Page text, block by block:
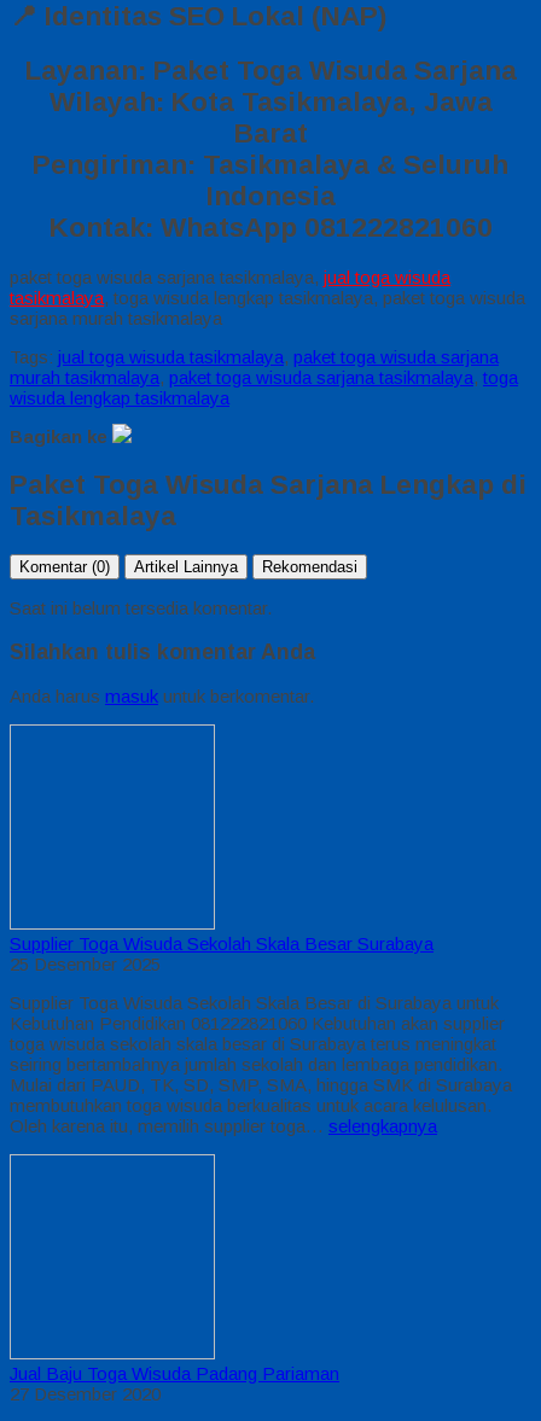
📍 Identitas SEO Lokal (NAP)
Layanan: Paket Toga Wisuda Sarjana
Wilayah: Kota Tasikmalaya, Jawa
Barat
Pengiriman: Tasikmalaya & Seluruh
Indonesia
Kontak: WhatsApp 081222821060
paket toga wisuda sarjana tasikmalaya, jual toga wisuda
tasikmalaya, toga wisuda lengkap tasikmalaya, paket toga wisuda
sarjana murah tasikmalaya
Tags: jual toga wisuda tasikmalaya, paket toga wisuda sarjana
murah tasikmalaya, paket toga wisuda sarjana tasikmalaya, toga
wisuda lengkap tasikmalaya
Bagikan ke
Paket Toga Wisuda Sarjana Lengkap di
Tasikmalaya
Komentar (0) Artikel Lainnya Rekomendasi
Saat ini belum tersedia komentar.
Silahkan tulis komentar Anda
Anda harus masuk untuk berkomentar.
Supplier Toga Wisuda Sekolah Skala Besar Surabaya
25 Desember 2025
Supplier Toga Wisuda Sekolah Skala Besar di Surabaya untuk
Kebutuhan Pendidikan 081222821060 Kebutuhan akan supplier
toga wisuda sekolah skala besar di Surabaya terus meningkat
seiring bertambahnya jumlah sekolah dan lembaga pendidikan.
Mulai dari PAUD, TK, SD, SMP, SMA, hingga SMK di Surabaya
membutuhkan toga wisuda berkualitas untuk acara kelulusan.
Oleh karena itu, memilih supplier toga… selengkapnya
Jual Baju Toga Wisuda Padang Pariaman
27 Desember 2020